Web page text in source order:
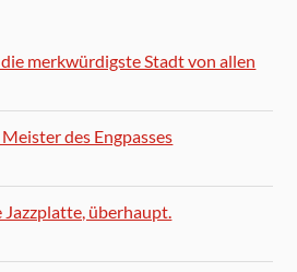
merkwürdigste Stadt von allen
des Engpasses
Jazzplatte, überhaupt.